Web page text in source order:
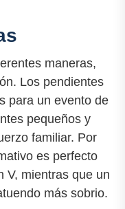
maneras,
Los pendientes
para un evento de
pequeños y
familiar. Por
es perfecto
V, mientras que un
más sobrio.